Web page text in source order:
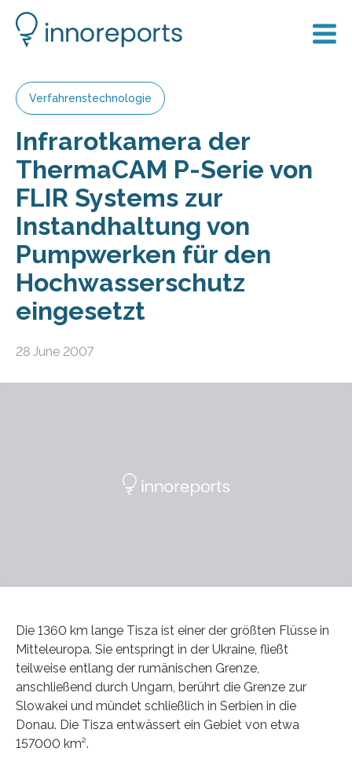
Verfahrenstechnologie
Infrarotkamera der
ThermaCAM P-Serie von
FLIR Systems zur
Instandhaltung von
Pumpwerken für den
Hochwasserschutz
eingesetzt
28 June 2007
Die 1360 km lange Tisza ist einer der größten Flüsse in
Mitteleuropa. Sie entspringt in der Ukraine, fließt
teilweise entlang der rumänischen Grenze,
anschließend durch Ungarn, berührt die Grenze zur
Slowakei und mündet schließlich in Serbien in die
Donau. Die Tisza entwässert ein Gebiet von etwa
157000 km².